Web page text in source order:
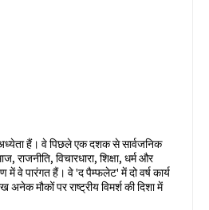
हैं। वे पिछले एक दशक से सार्वजनिक
राजनीति, विचारधारा, शिक्षा, धर्म और
में वे पारंगत हैं। वे 'द पैम्फलेट' में दो वर्ष कार्य
मौकों पर राष्ट्रीय विमर्श की दिशा में